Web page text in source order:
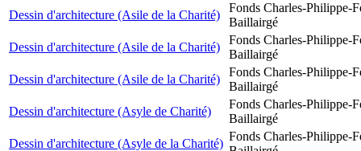
Dessin d'architecture (Asile de la Charité)
Fonds Charles-Philippe-
Baillairgé
Dessin d'architecture (Asile de la Charité)
Fonds Charles-Philippe-
Baillairgé
Dessin d'architecture (Asile de la Charité)
Fonds Charles-Philippe-
Baillairgé
Dessin d'architecture (Asyle de Charité)
Fonds Charles-Philippe-
Baillairgé
Dessin d'architecture (Asyle de la Charité)
Fonds Charles-Philippe-